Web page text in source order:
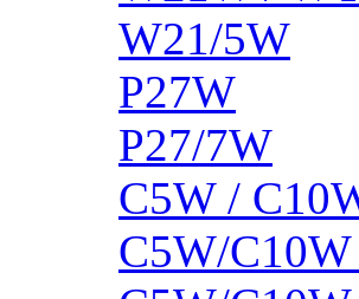
W21/5W
P27W
P27/7W
C5W /
C5W/